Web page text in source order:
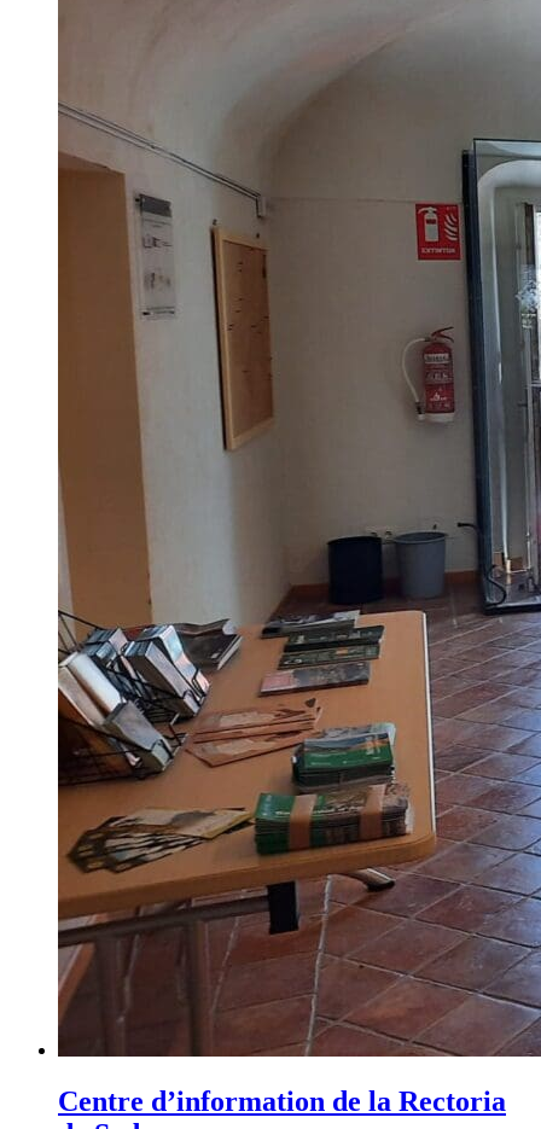
Centre d’information de la Rectoria